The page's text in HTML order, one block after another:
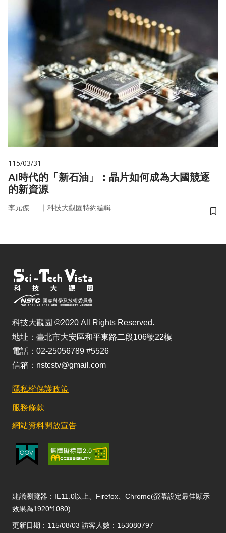
115/03/31
AI時代的「新石油」：晶片如何成為大國競逐
的新資源
李元傑 ｜ 科技大觀園特約編輯
儲
科技大觀園 ©2020 All Rights Reserved.
地址：臺北市大安區和平東路二段106號22樓
電話：02-25056789 #5526
信箱：nstcstv@gmail.com
隱私權保護政策
服務條款
網站資料開放宣告
建議瀏覽器：IE11.0以上、Firefox、Chrome(螢幕設定最佳顯示
效果為1920*1080)
更新日期：115/08/03 訪客人數：153080797